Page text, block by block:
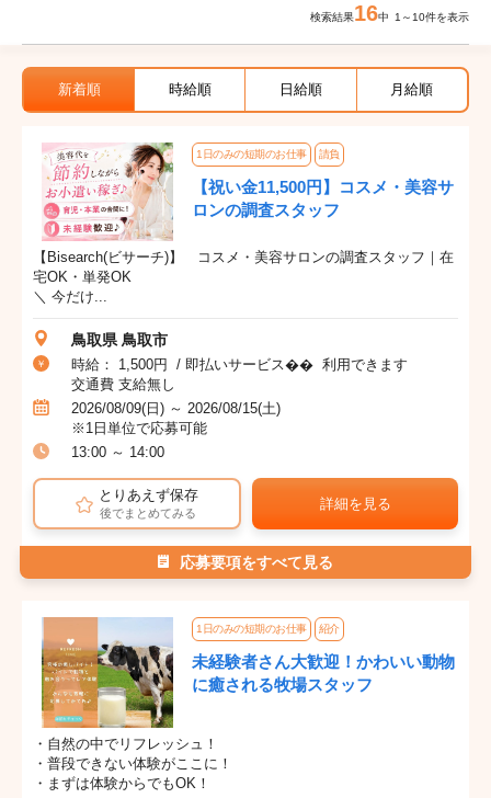
検索結果16中 1～10件を表示
新着順 時給順 日給順 月給順
1日のみの短期のお仕事 請負
【祝い金11,500円】コスメ・美容サ
ロンの調査スタッフ
【Bisearch(ビサーチ)】 コスメ・美容サロンの調査スタッフ｜在
宅OK・単発OK
＼ 今だけ...
鳥取県 鳥取市
時給： 1,500円 / 即払いサービス�� 利用できます
交通費 支給無し
2026/08/09(日) ～ 2026/08/15(土)
※1日単位で応募可能
13:00 ～ 14:00
とりあえず保存
後でまとめてみる
詳細を見る
応募要項をすべて見る
1日のみの短期のお仕事 紹介
未経験者さん大歓迎！かわいい動物
に癒される牧場スタッフ
・自然の中でリフレッシュ！
・普段できない体験がここに！
・まずは体験からでもOK！